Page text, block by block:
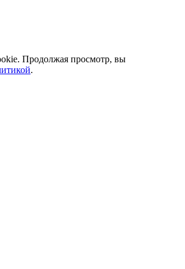
Продолжая просмотр, вы
.